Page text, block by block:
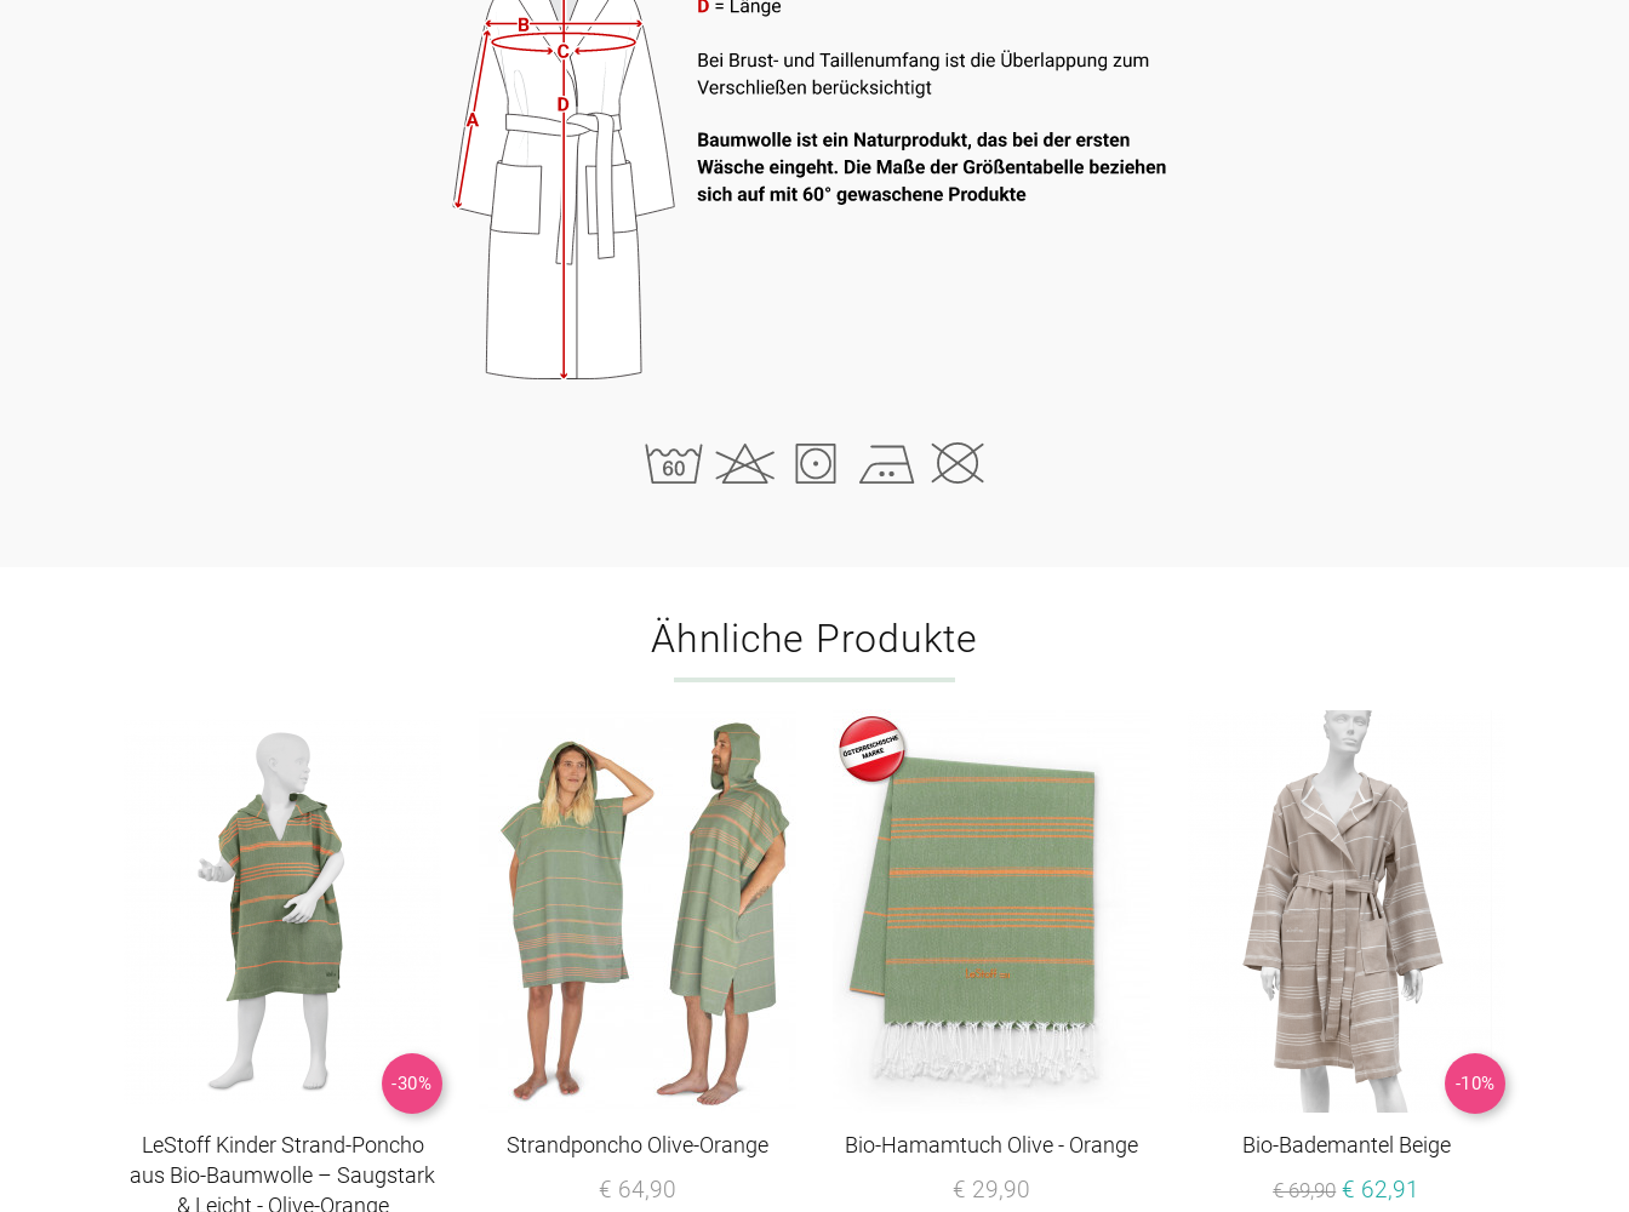
Ähnliche Produkte
-30%
LeStoff Kinder Strand-Poncho
aus Bio-Baumwolle – Saugstark
& Leicht - Olive-Orange
Strandponcho Olive-Orange
€ 64,90
Bio-Hamamtuch Olive - Orange
€ 29,90
-10%
Bio-Bademantel Beige
€ 69,90 € 62,91